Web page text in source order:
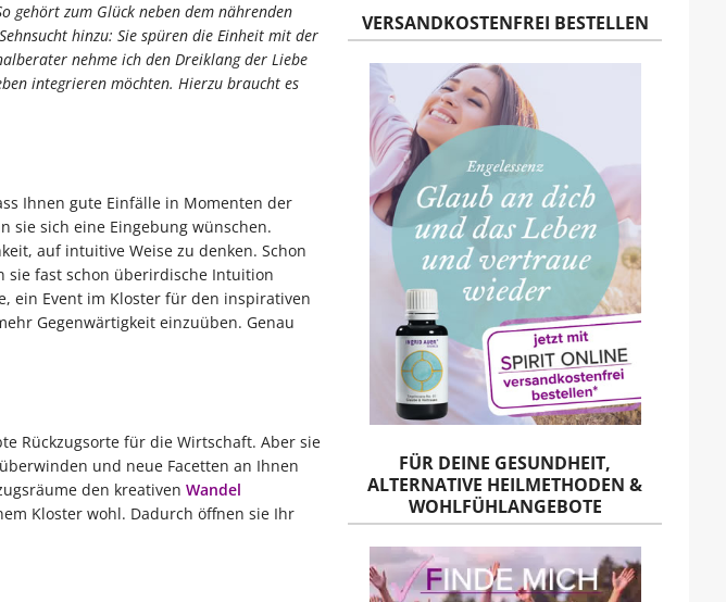
gehört zum Glück neben dem nährenden
hinzu: Sie spüren die Einheit mit der
nehme ich den Dreiklang der Liebe
integrieren möchten. Hierzu braucht es
Ihnen gute Einfälle in Momenten der
sie sich eine Eingebung wünschen.
auf intuitive Weise zu denken. Schon
sie fast schon überirdische Intuition
ein Event im Kloster für den inspirativen
Gegenwärtigkeit einzuüben. Genau
Rückzugsorte für die Wirtschaft. Aber sie
und neue Facetten an Ihnen
den kreativen Wandel
Kloster wohl. Dadurch öffnen sie Ihr
VERSANDKOSTENFREI BESTELLEN
FÜR DEINE GESUNDHEIT,
ALTERNATIVE HEILMETHODEN &
WOHLFÜHLANGEBOTE